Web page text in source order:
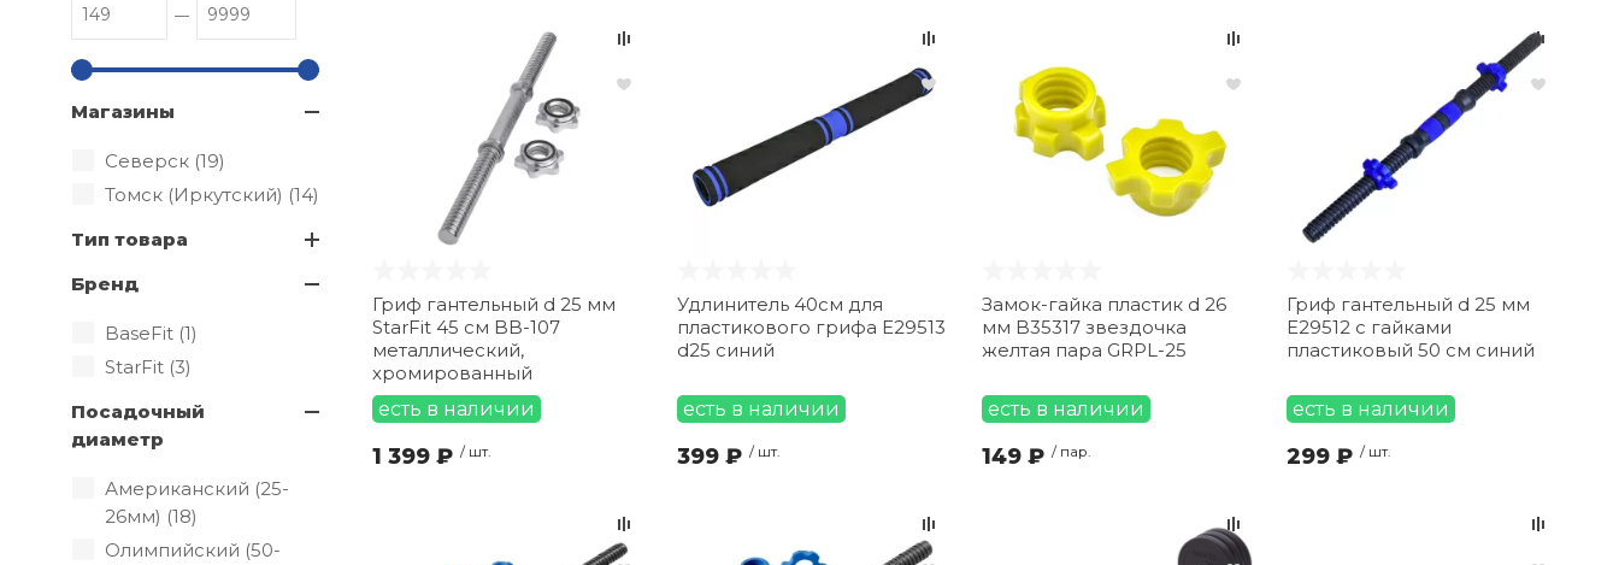
Магазины
Северск (19)
Томск (Иркутский) (14)
Тип товара
Бренд
BaseFit (1)
StarFit (3)
Посадочный
диаметр
Американский (25-
26мм) (18)
Олимпийский (50-
Гриф гантельный d 25 мм
StarFit 45 см BB-107
металлический,
хромированный
есть в наличии
1 399 ₽ / шт.
Удлинитель 40см для
пластикового грифа E29513
d25 синий
есть в наличии
399 ₽ / шт.
Замок-гайка пластик d 26
мм B35317 звездочка
желтая пара GRPL-25
есть в наличии
149 ₽ / пар.
Гриф гантельный d 25 мм
E29512 с гайками
пластиковый 50 см синий
есть в наличии
299 ₽ / шт.